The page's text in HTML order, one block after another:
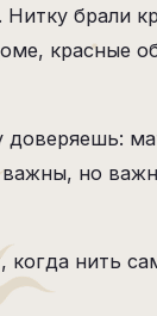
брали
красные
но
когда нить